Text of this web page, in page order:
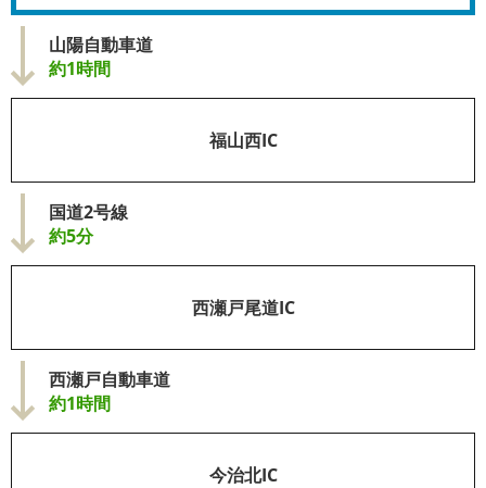
山陽自動車道
約1時間
福山西IC
国道2号線
約5分
西瀬戸尾道IC
西瀬戸自動車道
約1時間
今治北IC